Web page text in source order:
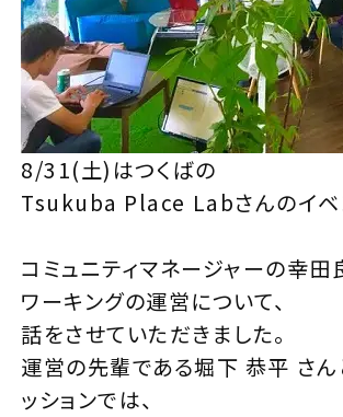
8/31(土)はつくばの
Tsukuba Place Labさんのイベ
コミュニティマネージャーの幸田
ワーキングの運営について、
話をさせていただきました。
運営の先輩である堀下 恭平 さ
ッションでは、